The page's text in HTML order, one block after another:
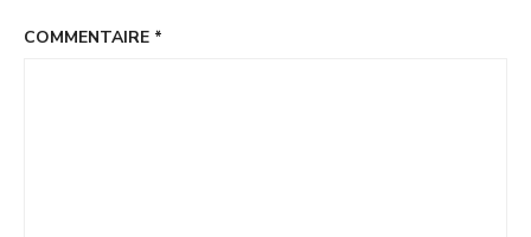
COMMENTAIRE *